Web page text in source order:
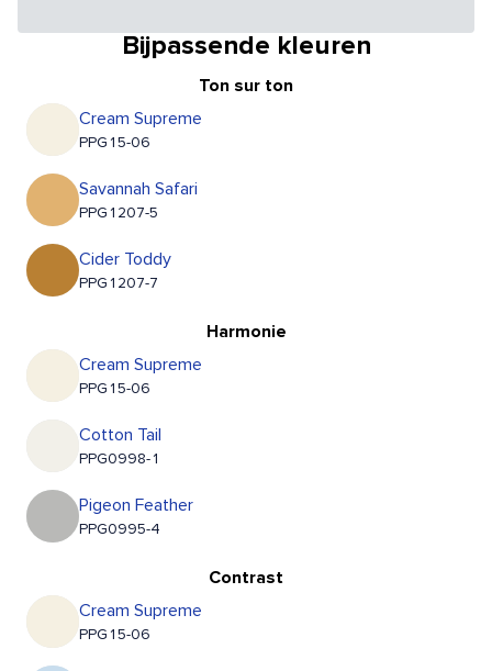
Bijpassende kleuren
Ton sur ton
Cream Supreme
PPG15-06
Savannah Safari
PPG1207-5
Cider Toddy
PPG1207-7
Harmonie
Cream Supreme
PPG15-06
Cotton Tail
PPG0998-1
Pigeon Feather
PPG0995-4
Contrast
Cream Supreme
PPG15-06